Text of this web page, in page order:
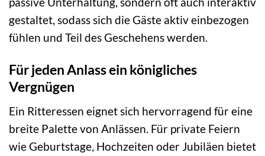
gestaltet, sodass sich die Gäste aktiv einbezogen
fühlen und Teil des Geschehens werden.
Für jeden Anlass ein königliches
Vergnügen
Ein Ritteressen eignet sich hervorragend für eine
breite Palette von Anlässen. Für private Feiern
wie Geburtstage, Hochzeiten oder Jubiläen bietet